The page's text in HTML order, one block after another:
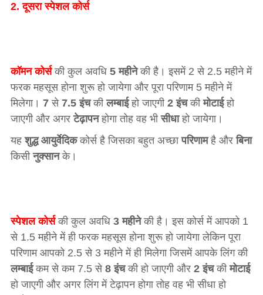
2. दूसरा स्पेशल कोर्स
कॉमन कोर्सकी कुल अवधि 5 महीनेकी है। इसमें 2 से 2.5 महीने में
फरक महसूस होना शुरू हो जायेगा और पूरा परिणाम 5 महीने में
मिलेगा। 7से 7.5 इंचकीलम्बाईहो जाएगी 2 इंचकीमोटाईहो
जाएगी और अगरटेढ़ापनहोगा तोह वह भीसीधाहो जायेगा।
यहशुद्ध आयुर्वेदिककोर्स है जिसका बहुत अच्छापरिणामहै औरबिना
किसीनुक्सानके।
स्पेशल कोर्सकी कुल अवधि 3 महीनेकी है। इस कोर्स में आपको 1
से 1.5 महीने में ही फरक महसूस होना शुरू हो जायेगा लेकिन पूरा
परिणाम आपको 2.5 से 3 महीने में ही मिलेगा जिसमें आपके लिंग की
लम्बाईकम से कम 7.5 से 8 इंचकी हो जाएगी और 2 इंचकीमोटाई
हो जाएगी और अगर लिंग में टेढ़ापन होगा तोह वह भी सीधा हो